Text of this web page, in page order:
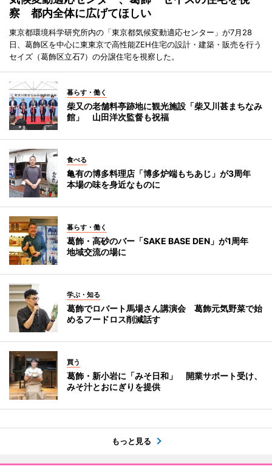
察 都内全体に広げてほしい
東京都環境科学研究所内の「東京都気候変動適応センター」が7月28
日、葛飾区を中心に東東京で高性能ZEH住宅の設計・建築・販売を行う
セイズ（葛飾区立石7）の分譲住宅を視察した。
暮らす・働く
柴又の老舗料亭跡地に観光施設「柴又川甚まちなみ
館」 山田洋次監督も祝福
食べる
亀有の博多料理店「博多炉端もちあじ」が3周年
本場の味を身近なものに
暮らす・働く
葛飾・高砂のバー「SAKE BASE DEN」が1周年
地域交流の場に
学ぶ・知る
葛飾でロバート馬場さん講演会 葛飾元気野菜で始
めるフードロス削減話す
買う
葛飾・新小岩に「みそ日和」 開業サポート受け、
みそ汁とおにぎりを提供
もっと見る